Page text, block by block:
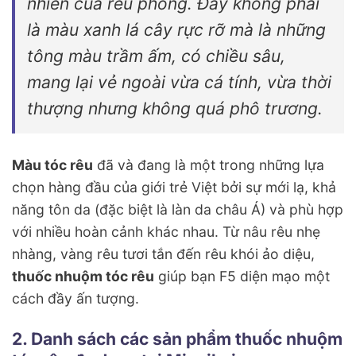
là màu xanh lá cây rực rỡ mà là những
tông màu trầm ấm, có chiều sâu,
mang lại vẻ ngoài vừa cá tính, vừa thời
thượng nhưng không quá phô trương.
Màu tóc rêu đã và đang là một trong những lựa
chọn hàng đầu của giới trẻ Việt bởi sự mới lạ, khả
năng tôn da (đặc biệt là làn da châu Á) và phù hợp
với nhiều hoàn cảnh khác nhau. Từ nâu rêu nhẹ
nhàng, vàng rêu tươi tắn đến rêu khói ảo diệu,
thuốc nhuộm tóc rêu giúp bạn F5 diện mạo một
cách đầy ấn tượng.
2. Danh sách các sản phẩm thuốc nhuộm